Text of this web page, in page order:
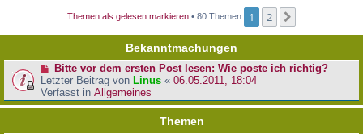
Themen als gelesen markieren • 80 Themen 1 2
Bekanntmachungen
Bitte vor dem ersten Post lesen: Wie poste ich richtig?
Letzter Beitrag von Linus « 06.05.2011, 18:04
Verfasst in Allgemeines
Themen